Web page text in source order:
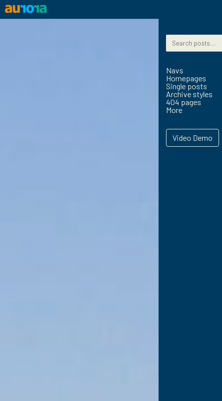
Skip to content
Search for:
Navs
Homepages
Single posts
Archive styles
404 pages
More
Video Demo